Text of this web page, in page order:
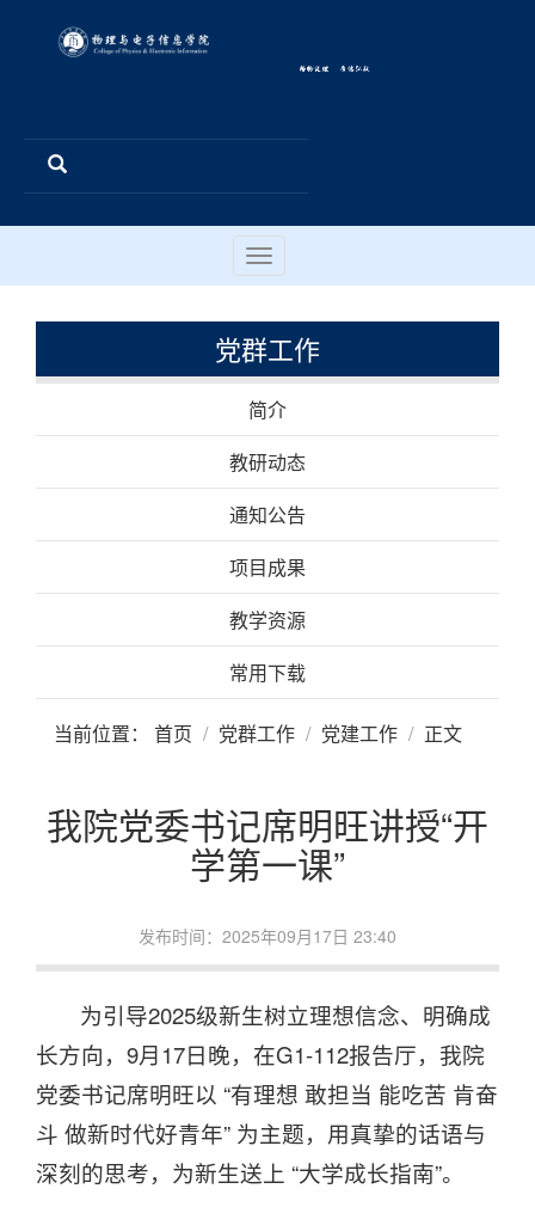
Toggle
navigation
党群工作
简介
教研动态
通知公告
项目成果
教学资源
常用下载
当前位置： 首页 党群工作 党建工作 正文
我院党委书记席明旺讲授“开
学第一课”
发布时间：2025年09月17日 23:40
为引导2025级新生树立理想信念、明确成
长方向，9月17日晚，在G1-112报告厅，我院
党委书记席明旺以 “有理想 敢担当 能吃苦 肯奋
斗 做新时代好青年” 为主题，用真挚的话语与
深刻的思考，为新生送上 “大学成长指南”。